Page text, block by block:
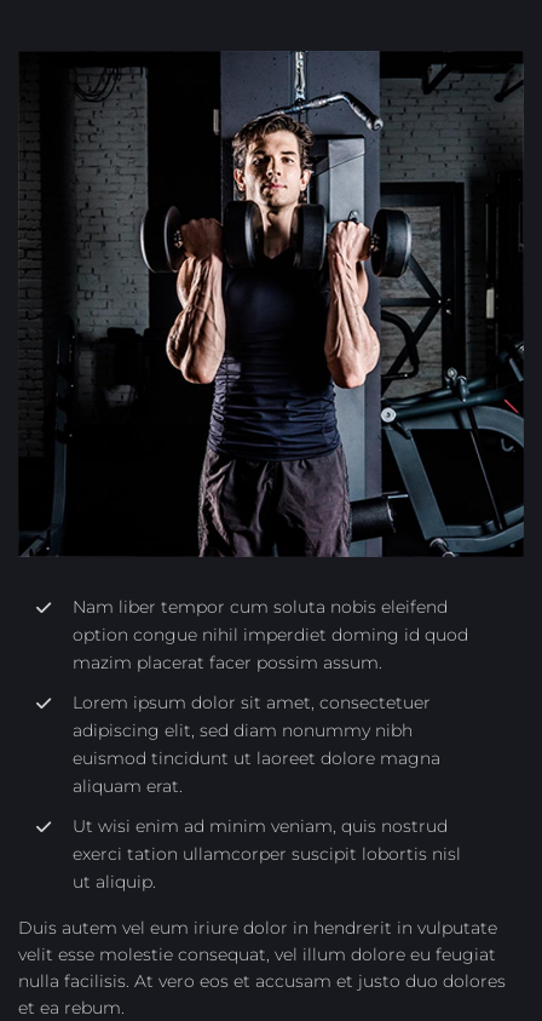
Nam liber tempor cum soluta nobis eleifend
option congue nihil imperdiet doming id quod
mazim placerat facer possim assum.
Lorem ipsum dolor sit amet, consectetuer
adipiscing elit, sed diam nonummy nibh
euismod tincidunt ut laoreet dolore magna
aliquam erat.
Ut wisi enim ad minim veniam, quis nostrud
exerci tation ullamcorper suscipit lobortis nisl
ut aliquip.
Duis autem vel eum iriure dolor in hendrerit in vulputate
velit esse molestie consequat, vel illum dolore eu feugiat
nulla facilisis. At vero eos et accusam et justo duo dolores
et ea rebum.